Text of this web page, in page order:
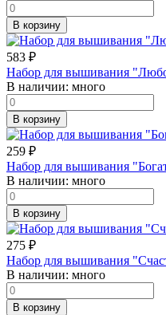
В корзину
583 ₽
Набор для вышивания
В наличии: много
В корзину
259 ₽
Набор для вышивания
В наличии: много
В корзину
275 ₽
Набор для вышивания
В наличии: много
В корзину